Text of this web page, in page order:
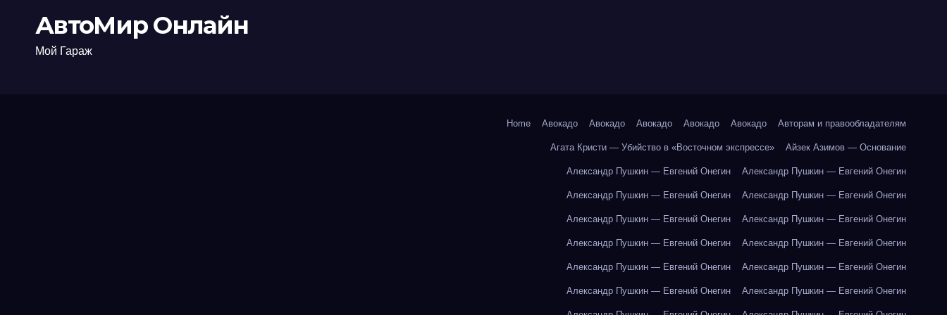
АвтоМир Онлайн
Мой Гараж
Home Авокадо Авокадо Авокадо Авокадо Авокадо Авторам и правообладателям
Агата Кристи — Убийство в «Восточном экспрессе» Айзек Азимов — Основание
Александр Пушкин — Евгений Онегин Александр Пушкин — Евгений Онегин
Александр Пушкин — Евгений Онегин Александр Пушкин — Евгений Онегин
Александр Пушкин — Евгений Онегин Александр Пушкин — Евгений Онегин
Александр Пушкин — Евгений Онегин Александр Пушкин — Евгений Онегин
Александр Пушкин — Евгений Онегин Александр Пушкин — Евгений Онегин
Александр Пушкин — Евгений Онегин Александр Пушкин — Евгений Онегин